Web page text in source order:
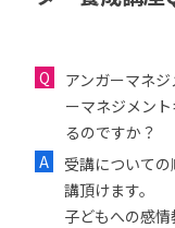
アンガーマネ
ーマネジメン
るのですか？
受講について
講頂けます。
子どもへの感